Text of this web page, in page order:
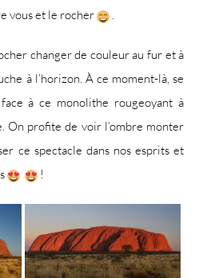
vous et le rocher
.
changer de couleur au fur et à
à l’horizon. À ce moment-là, se
à ce monolithe rougeoyant à
On profite de voir l’ombre monter
ce spectacle dans nos esprits et
!